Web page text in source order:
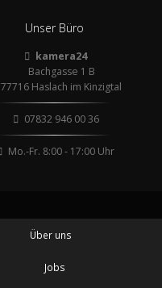
Unser Büro
kamera24
Bachgasse 1 B
77716 Haslach im Kinzigtal
07832 946 00 36
Mo.-Fr. 8:00 - 17:00 Uhr
Über uns
Jobs